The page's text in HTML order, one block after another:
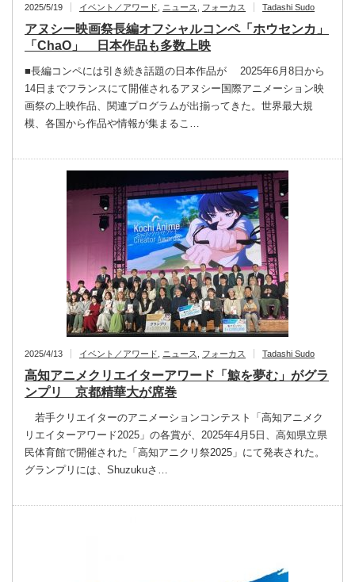
2025/5/19 イベント／アワード ニュース フォーカス Tadashi Sudo
アヌシー映画祭長編オフシャルコンペ「ホウセンカ」
「ChaO」 日本作品も多数上映
■長編コンペには引き続き話題の日本作品が 2025年6月8日から
14日までフランスにて開催されるアヌシー国際アニメーション映
画祭の上映作品、関連プログラムが出揃ってきた。世界最大規
模、各国から作品や情報が集まるこ…
2025/4/13 イベント／アワード ニュース フォーカス Tadashi Sudo
高知アニメクリエイターアワード「鯨を夢む」がグラ
ンプリ 京都精華大が席巻
若手クリエイターのアニメーションコンテスト「高知アニメク
リエイターアワード2025」の各賞が、2025年4月5日、高知県立県
民体育館で開催された「高知アニクリ祭2025」にて発表された。
グランプリには、Shuzukuさ…